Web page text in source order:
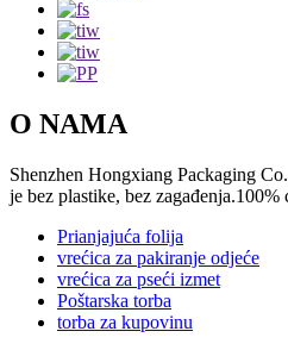
O NAMA
Shenzhen Hongxiang Packaging
je bez plastike, bez
Prianjajuća folija
vrećica za pakiranje odjeće
vrećica za pseći izmet
Poštarska torba
torba za kupovinu